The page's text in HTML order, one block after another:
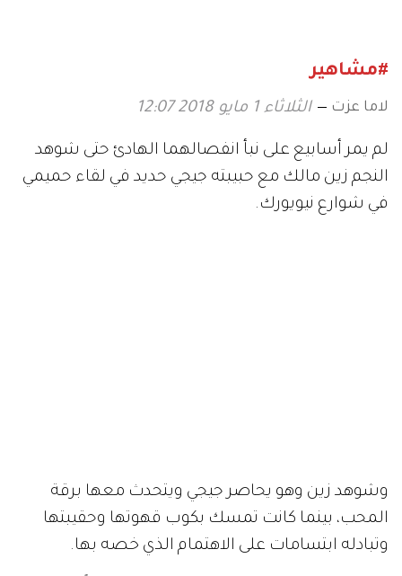
#مشاهير
لاما عزت الثلاثاء 1 مايو 2018 12:07
لم يمر أسابيع على نبأ انفصالهما الهادئ حتى شوهد
النجم زين مالك مع حبيبته جيجي حديد في لقاء حميمي
في شوارع نيويورك .
وشوهد زين وهو يحاصر جيجي ويتحدث معها برقة
المحب، بينما كانت تمسك بكوب قهوتها وحقيبتها
وتبادله ابتسامات على الاهتمام الذي خصه بها .